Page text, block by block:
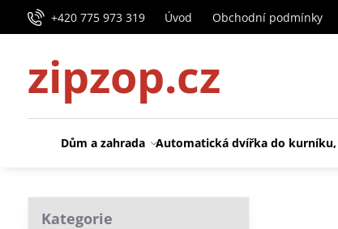
+420 775 973 319 Úvod Obchodní podmínky
zipzop.cz
Dům a zahrada Automatická dvířka do
Kategorie